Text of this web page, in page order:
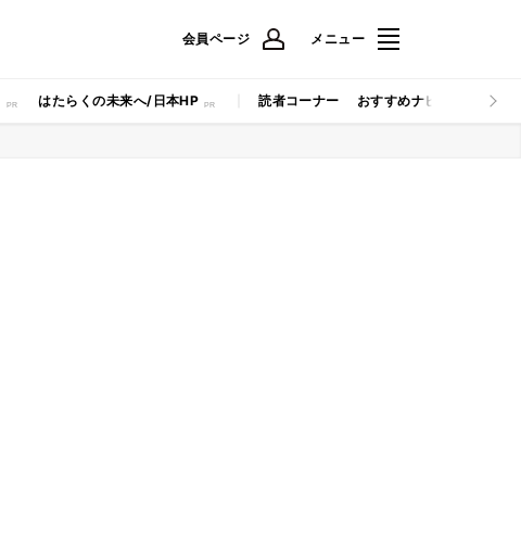
会員ページ メニュー
はたらくの未来へ/日本HP 読者コーナー おすすめナビ マイナビ